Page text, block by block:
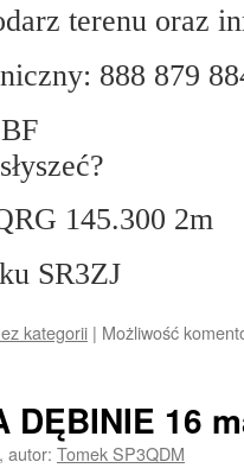
terenu oraz
888 879
145.300 2m
SR3ZJ
kategorii | Możliwość
DĘBINIE 16
, autor: Tomek SP3QDM